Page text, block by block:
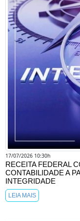
17/07/2026 10:30h
RECEITA FEDERAL
CONTABILIDADE A
INTEGRIDADE
LEIA MAIS